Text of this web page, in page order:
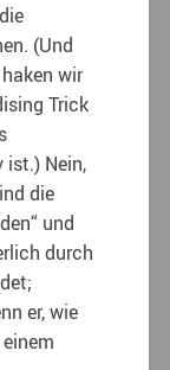
(Und
wir
Trick
ist.) Nein,
die
und
durch
er, wie